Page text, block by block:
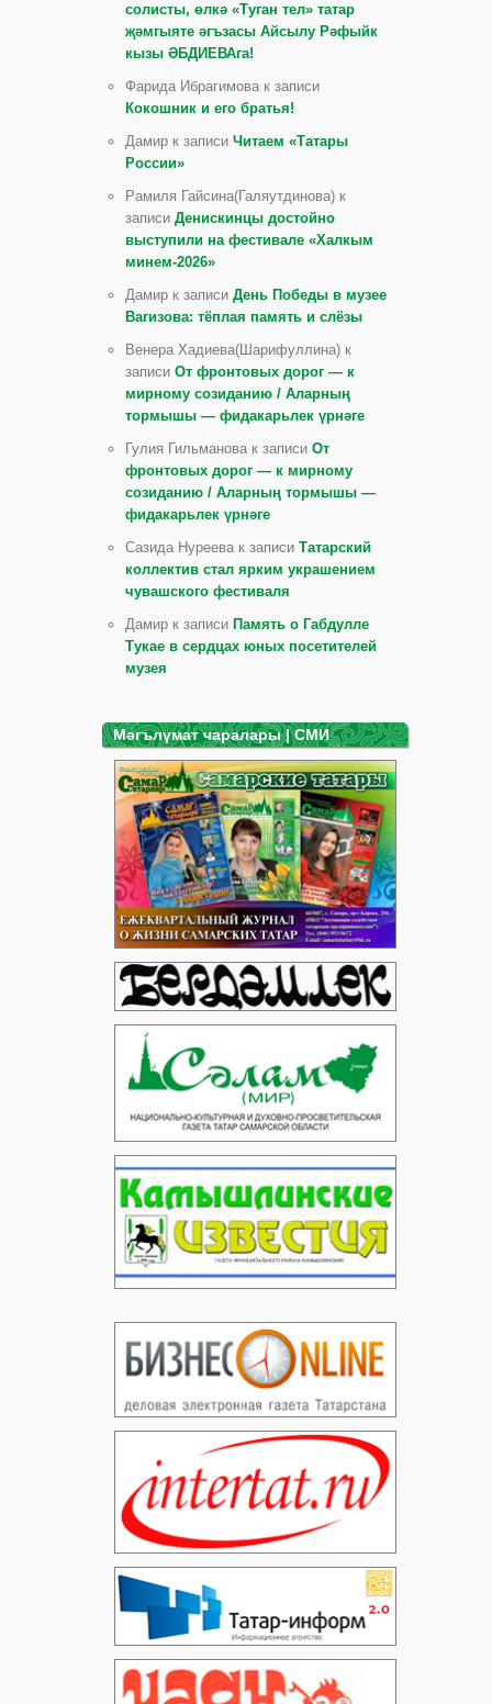
солисты, өлкә «Туган тел» татар
җәмгыяте әгъзасы Айсылу Рәфыйк
кызы ӘБДИЕВАга!
Фарида Ибрагимова к записи
Кокошник и его братья!
Дамир к записи Читаем «Татары
России»
Рамиля Гайсина(Галяутдинова) к
записи Денискинцы достойно
выступили на фестивале «Халкым
минем-2026»
Дамир к записи День Победы в музее
Вагизова: тёплая память и слёзы
Венера Хадиева(Шарифуллина) к
записи От фронтовых дорог — к
мирному созиданию / Аларның
тормышы — фидакарьлек үрнәге
Гулия Гильманова к записи От
фронтовых дорог — к мирному
созиданию / Аларның тормышы —
фидакарьлек үрнәге
Сазида Нуреева к записи Татарский
коллектив стал ярким украшением
чувашского фестиваля
Дамир к записи Память о Габдулле
Тукае в сердцах юных посетителей
музея
Мәгълүмат чаралары | СМИ